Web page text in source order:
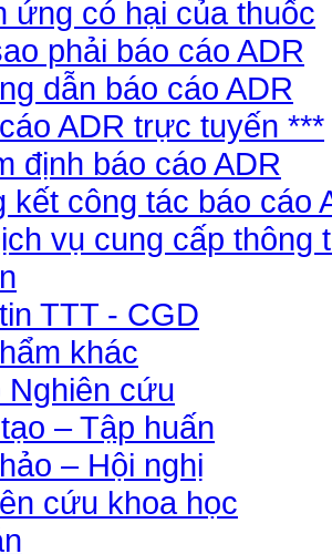
ứng có hại của thuốc
phải báo cáo ADR
dẫn báo cáo ADR
ADR trực tuyến ***
định báo cáo ADR
kết công tác báo cáo
vụ cung cấp thông
TTT - CGD
khác
cứu
– Tập huấn
– Hội nghị
cứu khoa học